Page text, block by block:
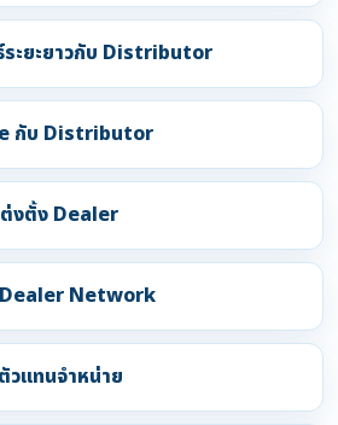
ะยะยาวกับ Distributor
กับ Distributor
งตั้ง Dealer
Network
วแทนจำหน่าย